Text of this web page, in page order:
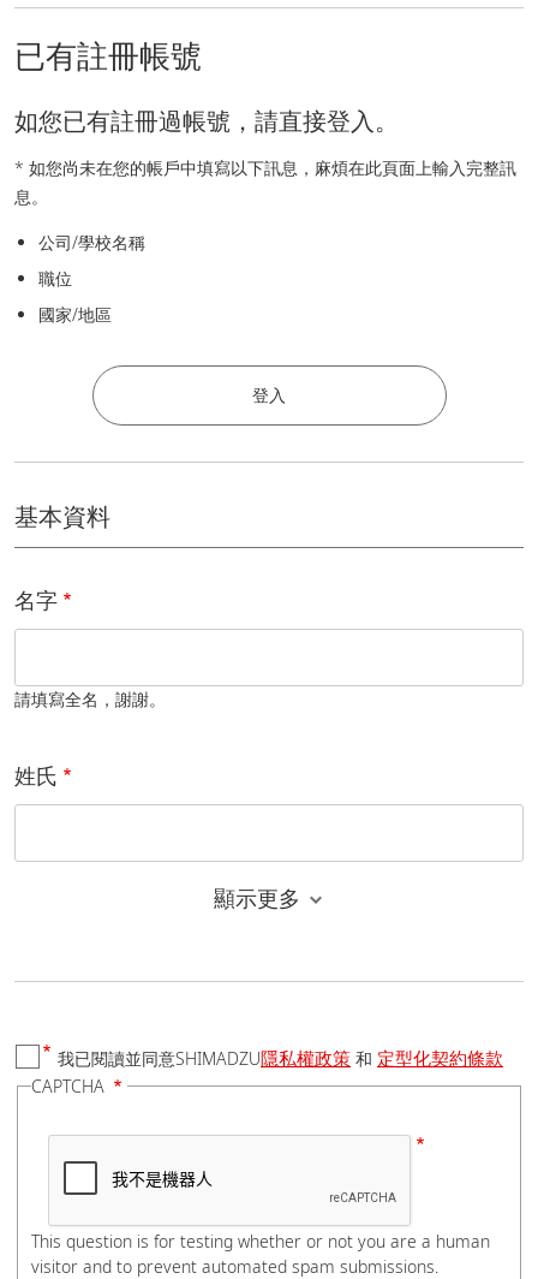
已有註冊帳號
如您已有註冊過帳號，請直接登入。
* 如您尚未在您的帳戶中填寫以下訊息，麻煩在此頁面上輸入完整訊
息。
公司/學校名稱
職位
國家/地區
登入
基本資料
名字
請填寫全名，謝謝。
姓氏
國家/地區
電話號碼
顯示更多
我已閱讀並同意SHIMADZU隱私權政策 和 定型化契約條款
CAPTCHA
This question is for testing whether or not you are a human
visitor and to prevent automated spam submissions.